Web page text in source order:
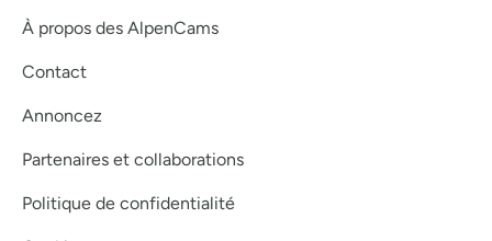
À propos des AlpenCams
Contact
Annoncez
Partenaires et collaborations
Politique de confidentialité